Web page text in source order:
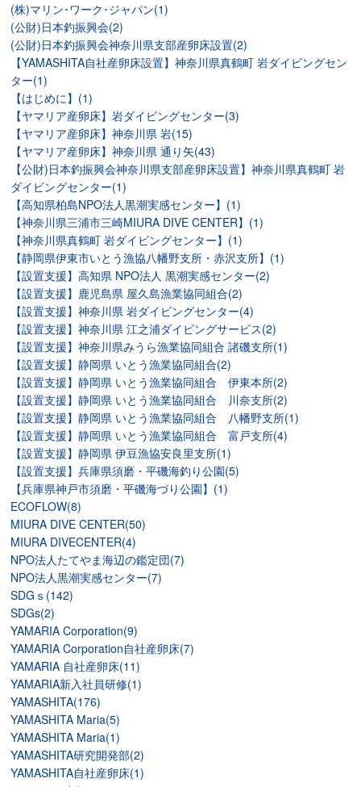
(株)マリン･ワーク･ジャパン(1)
(公財)日本釣振興会(2)
(公財)日本釣振興会神奈川県支部産卵床設置(2)
【YAMASHITA自社産卵床設置】神奈川県真鶴町 岩ダイビングセン
ター(1)
【はじめに】(1)
【ヤマリア産卵床】岩ダイビングセンター(3)
【ヤマリア産卵床】神奈川県 岩(15)
【ヤマリア産卵床】神奈川県 通り矢(43)
【公財)日本釣振興会神奈川県支部産卵床設置】神奈川県真鶴町 岩
ダイビングセンター(1)
【高知県柏島NPO法人黒潮実感センター】(1)
【神奈川県三浦市三崎MIURA DIVE CENTER】(1)
【神奈川県真鶴町 岩ダイビングセンター】(1)
【静岡県伊東市いとう漁協八幡野支所・赤沢支所】(1)
【設置支援】高知県 NPO法人 黒潮実感センター(2)
【設置支援】鹿児島県 屋久島漁業協同組合(2)
【設置支援】神奈川県 岩ダイビングセンター(4)
【設置支援】神奈川県 江之浦ダイビングサービス(2)
【設置支援】神奈川県みうら漁業協同組合 諸磯支所(1)
【設置支援】静岡県 いとう漁業協同組合(2)
【設置支援】静岡県 いとう漁業協同組合 伊東本所(2)
【設置支援】静岡県 いとう漁業協同組合 川奈支所(2)
【設置支援】静岡県 いとう漁業協同組合 八幡野支所(1)
【設置支援】静岡県 いとう漁業協同組合 富戸支所(4)
【設置支援】静岡県 伊豆漁協安良里支所(1)
【設置支援】兵庫県須磨・平磯海釣り公園(5)
【兵庫県神戸市須磨・平磯海づり公園】(1)
ECOFLOW(8)
MIURA DIVE CENTER(50)
MIURA DIVECENTER(4)
NPO法人たてやま海辺の鑑定団(7)
NPO法人黒潮実感センター(7)
SDGｓ(142)
SDGs(2)
YAMARIA Corporation(9)
YAMARIA Corporation自社産卵床(7)
YAMARIA 自社産卵床(11)
YAMARIA新入社員研修(1)
YAMASHITA(176)
YAMASHITA Maria(5)
YAMASHITA Maria(1)
YAMASHITA研究開発部(2)
YAMASHITA自社産卵床(1)